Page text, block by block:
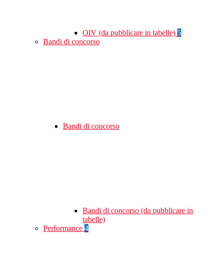
OIV (da pubblicare in tabelle) 5
Bandi di concorso
Bandi di concorso
Bandi di concorso (da pubblicare in
tabelle)
Performance 4